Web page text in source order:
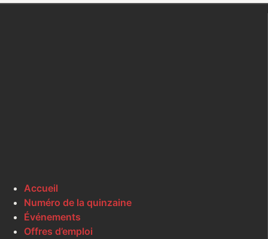
Accueil
Numéro de la quinzaine
Événements
Offres d’emploi